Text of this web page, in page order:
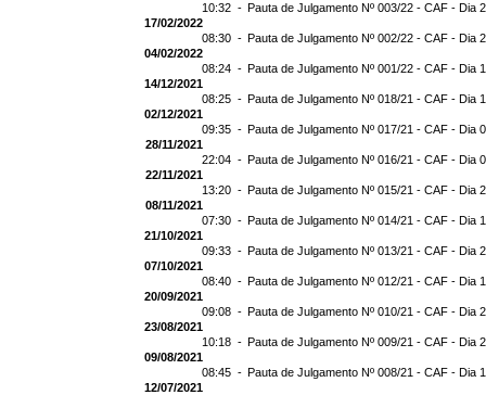
10:32 - Pauta de Julgamento Nº 003/22 - CAF - Dia
17/02/2022
08:30 - Pauta de Julgamento Nº 002/22 - CAF - Dia
04/02/2022
08:24 - Pauta de Julgamento Nº 001/22 - CAF - Dia
14/12/2021
08:25 - Pauta de Julgamento Nº 018/21 - CAF - Dia
02/12/2021
09:35 - Pauta de Julgamento Nº 017/21 - CAF - Dia
28/11/2021
22:04 - Pauta de Julgamento Nº 016/21 - CAF - Dia
22/11/2021
13:20 - Pauta de Julgamento Nº 015/21 - CAF - Dia
08/11/2021
07:30 - Pauta de Julgamento Nº 014/21 - CAF - Dia
21/10/2021
09:33 - Pauta de Julgamento Nº 013/21 - CAF - Dia
07/10/2021
08:40 - Pauta de Julgamento Nº 012/21 - CAF - Dia
20/09/2021
09:08 - Pauta de Julgamento Nº 010/21 - CAF - Dia
23/08/2021
10:18 - Pauta de Julgamento Nº 009/21 - CAF - Dia
09/08/2021
08:45 - Pauta de Julgamento Nº 008/21 - CAF - Dia
12/07/2021